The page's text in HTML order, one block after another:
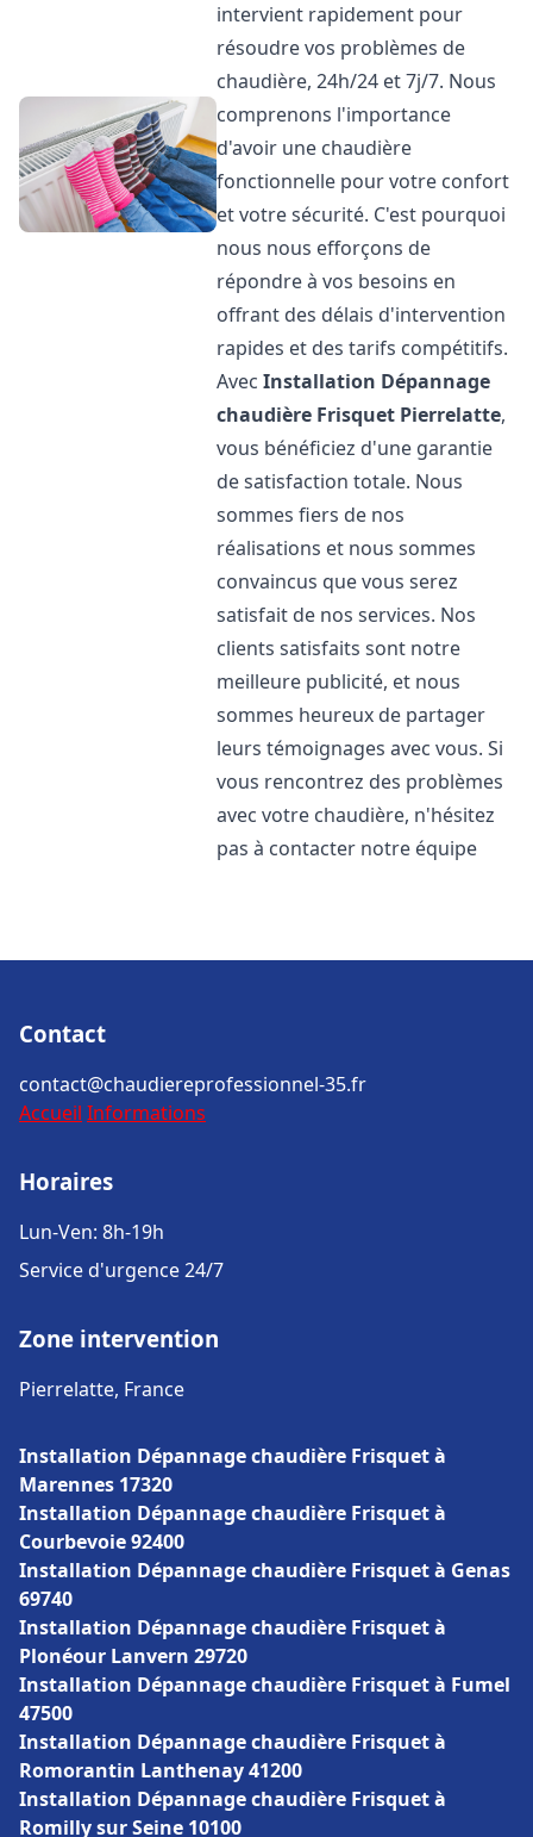
intervient rapidement pour
résoudre vos problèmes de
chaudière, 24h/24 et 7j/7. Nous
comprenons l'importance
d'avoir une chaudière
fonctionnelle pour votre confort
et votre sécurité. C'est pourquoi
nous nous efforçons de
répondre à vos besoins en
offrant des délais d'intervention
rapides et des tarifs compétitifs.
AvecInstallation Dépannage
chaudière Frisquet Pierrelatte,
vous bénéficiez d'une garantie
de satisfaction totale. Nous
sommes fiers de nos
réalisations et nous sommes
convaincus que vous serez
satisfait de nos services. Nos
clients satisfaits sont notre
meilleure publicité, et nous
sommes heureux de partager
leurs témoignages avec vous. Si
vous rencontrez des problèmes
avec votre chaudière, n'hésitez
pas à contacter notre équipe
Contact
contact@chaudiereprofessionnel-35.fr
Accueil Informations
Horaires
Lun-Ven: 8h-19h
Service d'urgence 24/7
Zone intervention
Pierrelatte, France
Installation Dépannage chaudière Frisquet à
Marennes 17320
Installation Dépannage chaudière Frisquet à
Courbevoie 92400
Installation Dépannage chaudière Frisquet à Genas
69740
Installation Dépannage chaudière Frisquet à
Plonéour Lanvern 29720
Installation Dépannage chaudière Frisquet à Fumel
47500
Installation Dépannage chaudière Frisquet à
Romorantin Lanthenay 41200
Installation Dépannage chaudière Frisquet à
Romilly sur Seine 10100